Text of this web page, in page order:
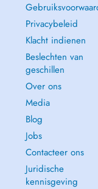
Privacybeleid
Klacht indienen
Beslechten van
geschillen
Over ons
Media
Blog
Jobs
Contacteer ons
Juridische
kennisgeving